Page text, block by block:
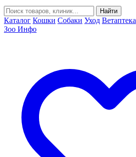
Найти
Каталог Кошки Собаки Уход Ветаптека
Зоо Инфо